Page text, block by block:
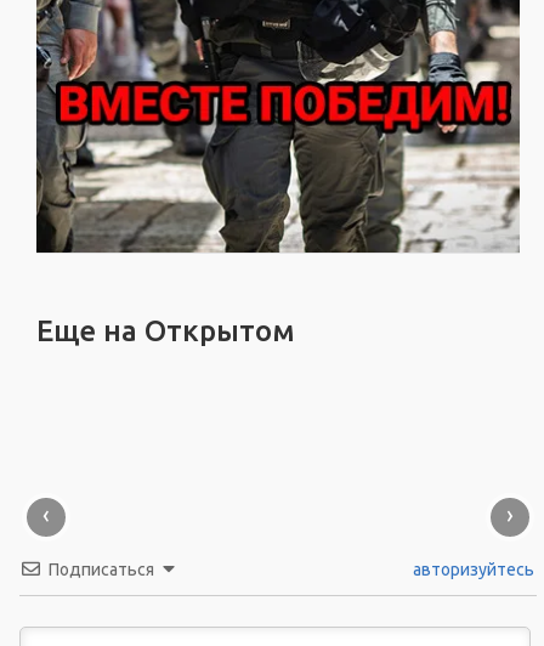
Еще на Открытом
‹ ›
Подписаться авторизуйтесь